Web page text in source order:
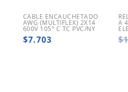
CABLE ENCAUCHETADO
AWG (MULTIFLEX) 2X14
600V 105º C TC PVC/NY
$7.703
A
$